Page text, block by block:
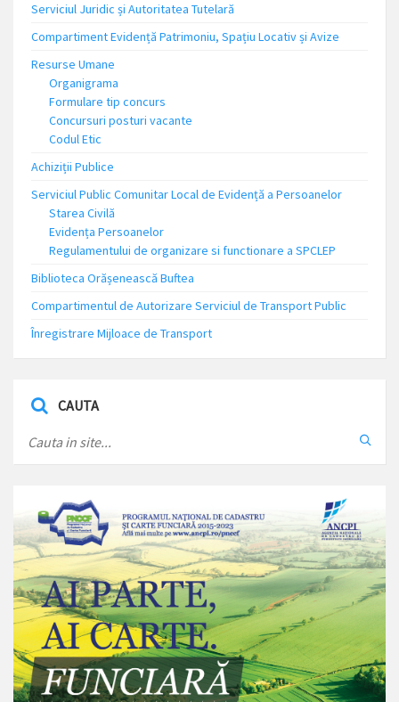
Serviciul Juridic și Autoritatea Tutelară
Compartiment Evidență Patrimoniu, Spațiu Locativ și Avize
Resurse Umane
Organigrama
Formulare tip concurs
Concursuri posturi vacante
Codul Etic
Achiziții Publice
Serviciul Public Comunitar Local de Evidență a Persoanelor
Starea Civilă
Evidența Persoanelor
Regulamentului de organizare si functionare a SPCLEP
Biblioteca Orășenească Buftea
Compartimentul de Autorizare Serviciul de Transport Public
Înregistrare Mijloace de Transport
CAUTA